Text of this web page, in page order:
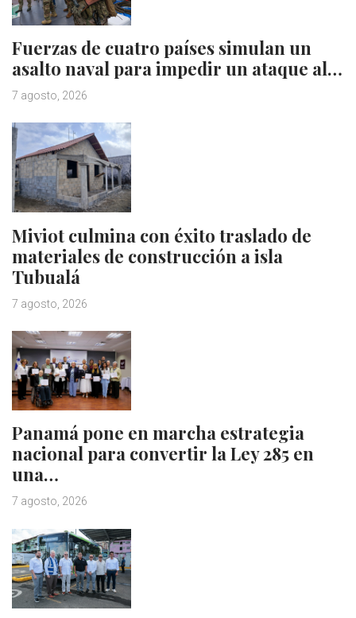
Fuerzas de cuatro países simulan un
asalto naval para impedir un ataque al…
7 agosto, 2026
Miviot culmina con éxito traslado de
materiales de construcción a isla
Tubualá
7 agosto, 2026
Panamá pone en marcha estrategia
nacional para convertir la Ley 285 en
una…
7 agosto, 2026